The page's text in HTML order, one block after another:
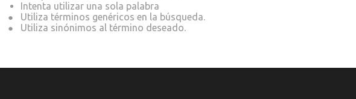
Intenta utilizar una sola palabra
9.
caldo polvo verduras
10. colorante